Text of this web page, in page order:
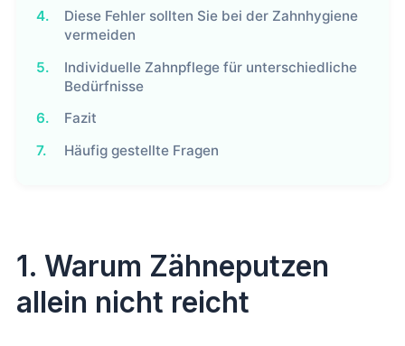
4.
Diese Fehler sollten Sie bei der Zahnhygiene
vermeiden
5.
Individuelle Zahnpflege für unterschiedliche
Bedürfnisse
6.
Fazit
7.
Häufig gestellte Fragen
1. Warum Zähneputzen
allein nicht reicht